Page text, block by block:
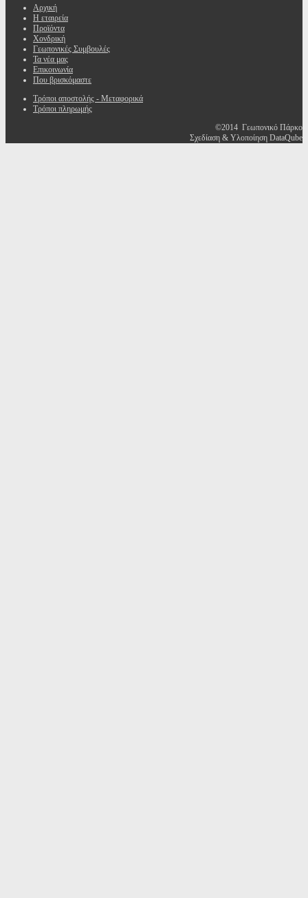
Αρχική
Η εταιρεία
Προϊόντα
Χονδρική
Γεωπονικές Συμβουλές
Τα νέα μας
Επικοινωνία
Που βρισκόμαστε
Τρόποι αποστολής - Μεταφορικά
Τρόποι πληρωμής
©2014 Γεωπονικό Πάρκο
Σχεδίαση & Υλοποίηση DataQube